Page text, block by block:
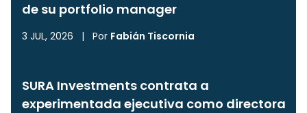
de su portfolio manager
3 JUL, 2026 | Por Fabián Tiscornia
SURA Investments contrata a
experimentada ejecutiva como directora